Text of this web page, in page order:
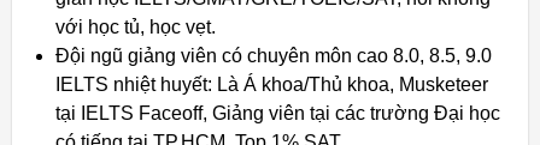
với học tủ, học vẹt.
Đội ngũ giảng viên có chuyên môn cao 8.0, 8.5, 9.0
IELTS nhiệt huyết: Là Á khoa/Thủ khoa, Musketeer
tại IELTS Faceoff, Giảng viên tại các trường Đại học